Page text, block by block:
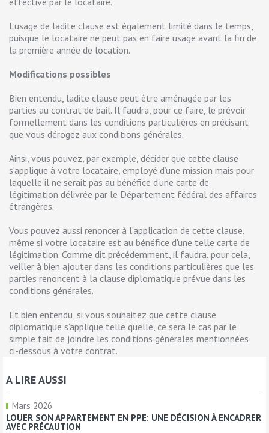
L’usage de ladite clause est également limité dans le temps,
puisque le locataire ne peut pas en faire usage avant la fin de
la première année de location.
Modifications possibles
Bien entendu, ladite clause peut être aménagée par les
parties au contrat de bail. Il faudra, pour ce faire, le prévoir
formellement dans les conditions particulières en précisant
que vous dérogez aux conditions générales.
Ainsi, vous pouvez, par exemple, décider que cette clause
s’applique à votre locataire, employé d’une mission mais pour
laquelle il ne serait pas au bénéfice d'une carte de
légitimation délivrée par le Département fédéral des affaires
étrangères.
Vous pouvez aussi renoncer à l’application de cette clause,
même si votre locataire est au bénéfice d'une telle carte de
légitimation. Comme dit précédemment, il faudra, pour cela,
veiller à bien ajouter dans les conditions particulières que les
parties renoncent à la clause diplomatique prévue dans les
conditions générales.
Et bien entendu, si vous souhaitez que cette clause
diplomatique s’applique telle quelle, ce sera le cas par le
simple fait de joindre les conditions générales mentionnées
ci-dessous à votre contrat.
A LIRE AUSSI
Mars 2026
LOUER SON APPARTEMENT EN PPE: UNE DÉCISION À ENCADRER
AVEC PRÉCAUTION